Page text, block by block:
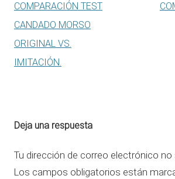
COMPARACIÓN TEST
CANDADO MORSO
ORIGINAL VS.
IMITACIÓN.
Deja una respuesta
Tu dirección de correo electrónico no
Los campos obligatorios están